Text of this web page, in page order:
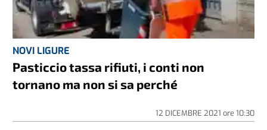
NOVI LIGURE
Pasticcio tassa rifiuti, i conti non
tornano ma non si sa perché
12 DICEMBRE 2021 ore 10:30